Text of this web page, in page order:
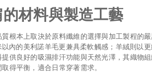
材料與製造工藝
質根本上取決於原料纖維的選擇與加工製程的
內的美利諾羊毛更兼具柔軟觸感；羊絨則以
供良好的吸濕排汗功能與天然光澤，其織物
得平衡，適合日常穿著需求。